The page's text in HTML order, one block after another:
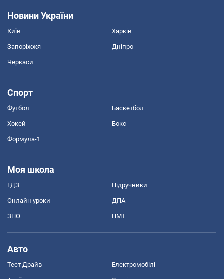
Новини України
Київ Харків
Запоріжжя Дніпро
Черкаси
Спорт
Футбол Баскетбол
Хокей Бокс
Формула-1
Моя школа
ГДЗ Підручники
Онлайн уроки ДПА
ЗНО НМТ
Авто
Тест Драйв Електромобілі